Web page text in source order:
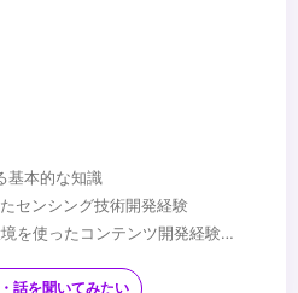
基本的な知識
センシング技術開発経験
を使ったコンテンツ開発経験
話を聞いてみたい